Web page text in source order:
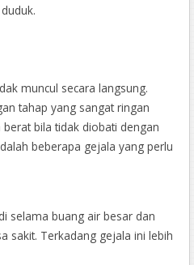
muncul secara langsung.
tahap yang sangat ringan
bila tidak diobati dengan
beberapa gejala yang perlu
selama buang air besar dan
sakit. Terkadang gejala ini lebih